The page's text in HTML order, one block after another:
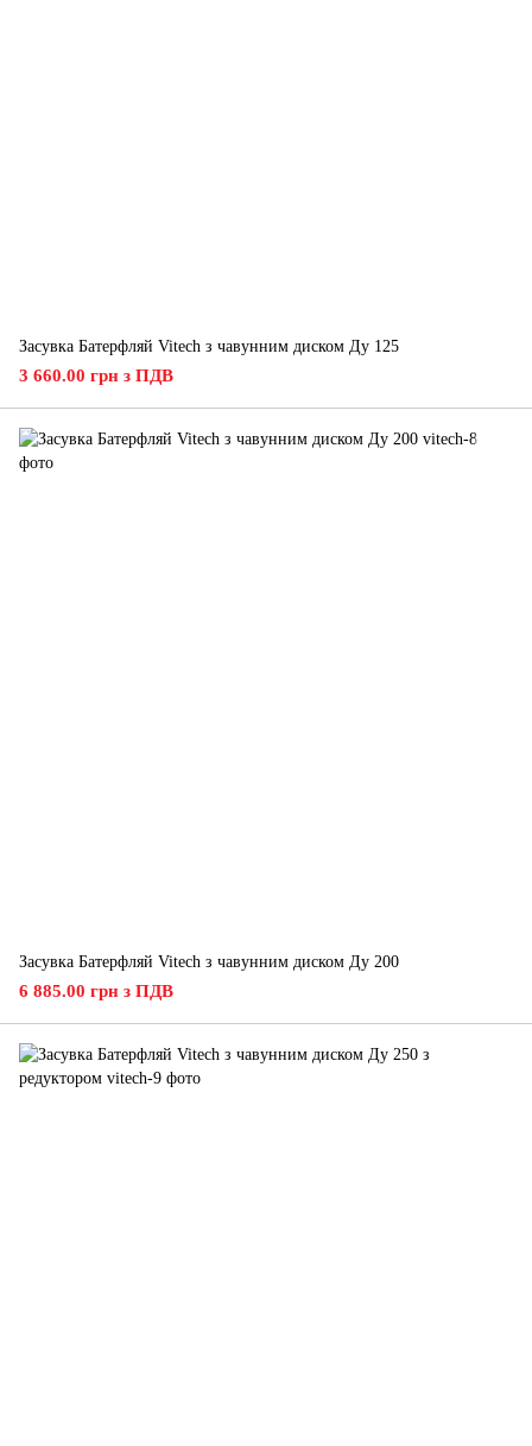
Засувка Батерфляй Vitech з чавунним диском Ду 125
3 660.00 грн з ПДВ
Засувка Батерфляй Vitech з чавунним диском Ду 200
6 885.00 грн з ПДВ